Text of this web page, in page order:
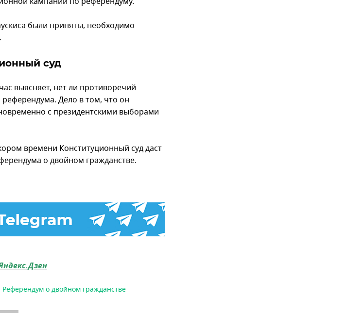
были приняты, необходимо
суд
выясняет, нет ли противоречий
Дело в том, что он
с президентскими выборами
времени Конституционный суд даст
о двойном гражданстве.
Референдум о двойном гражданстве